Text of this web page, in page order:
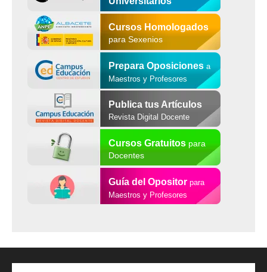
Cursos Homologados
para Sexenios
Prepara Oposiciones a
Maestros y Profesores
Publica tus Artículos
Revista Digital Docente
Cursos Gratuitospara
Docentes
Guía del Opositor para
Maestros y Profesores